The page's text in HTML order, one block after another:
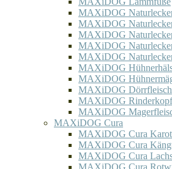
MAXiDOG
MAXiDOG
MAXiDOG
MAXiDOG
MAXiDOG
MAXiDOG
MAXiDOG
MAXiDOG Dörrfleisch
MAXiDOG
MAXiDOG
MAXiDOG Cura
MAXiDOG Cura
MAXiDOG Cura
MAXiDOG Cura
MAXiDOG Cura